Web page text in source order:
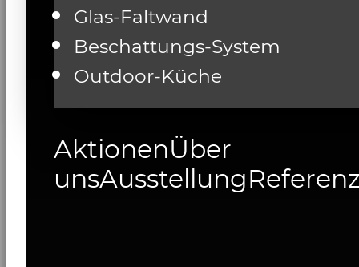
Glas-Faltwand
Beschattungs-System
Outdoor-Küche
AktionenÜber
unsAusstellung